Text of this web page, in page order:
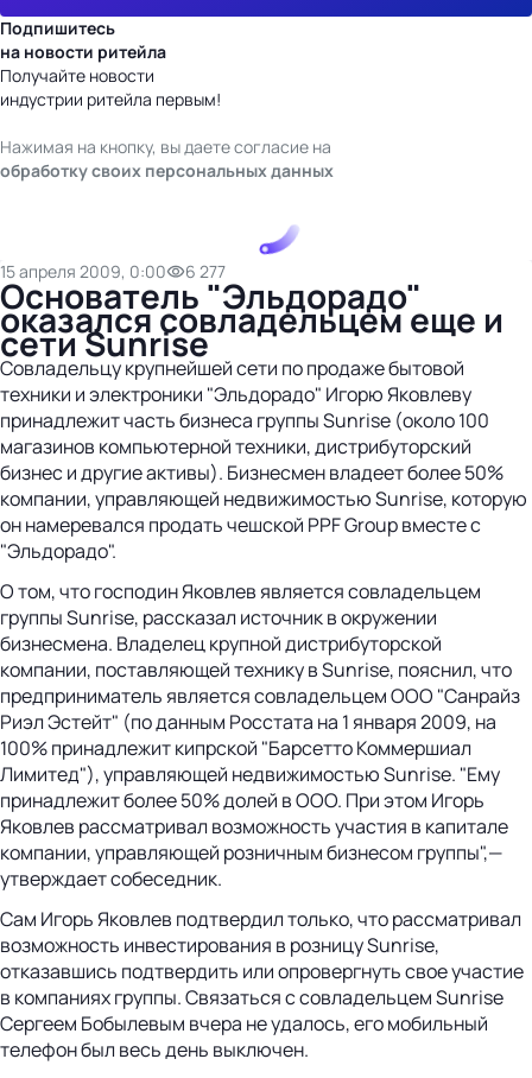
Подпишитесь
на новости ритейла
Получайте новости
индустрии ритейла первым!
Нажимая на кнопку, вы даете согласие на
обработку своих персональных данных
15 апреля 2009, 0:00 6 277
Основатель "Эльдорадо"
оказался совладельцем еще и
сети Sunrise
Совладельцу крупнейшей сети по продаже бытовой
техники и электроники "Эльдорадо" Игорю Яковлеву
принадлежит часть бизнеса группы Sunrise (около 100
магазинов компьютерной техники, дистрибуторский
бизнес и другие активы). Бизнесмен владеет более 50%
компании, управляющей недвижимостью Sunrise, которую
он намеревался продать чешской PPF Group вместе с
"Эльдорадо".
О том, что господин Яковлев является совладельцем
группы Sunrise, рассказал источник в окружении
бизнесмена. Владелец крупной дистрибуторской
компании, поставляющей технику в Sunrise, пояснил, что
предприниматель является совладельцем ООО "Санрайз
Риэл Эстейт" (по данным Росстата на 1 января 2009, на
100% принадлежит кипрской "Барсетто Коммершиал
Лимитед"), управляющей недвижимостью Sunrise. "Ему
принадлежит более 50% долей в ООО. При этом Игорь
Яковлев рассматривал возможность участия в капитале
компании, управляющей розничным бизнесом группы",—
утверждает собеседник.
Сам Игорь Яковлев подтвердил только, что рассматривал
возможность инвестирования в розницу Sunrise,
отказавшись подтвердить или опровергнуть свое участие
в компаниях группы. Связаться с совладельцем Sunrise
Сергеем Бобылевым вчера не удалось, его мобильный
телефон был весь день выключен.